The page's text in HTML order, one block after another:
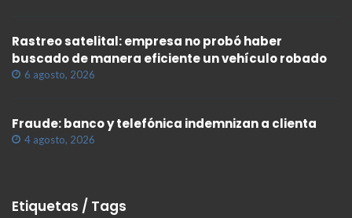
Rastreo satelital: empresa no probó haber
buscado de manera eficiente un vehículo robado
6 agosto, 2026
Fraude: banco y telefónica indemnizan a clienta
4 agosto, 2026
Etiquetas / Tags